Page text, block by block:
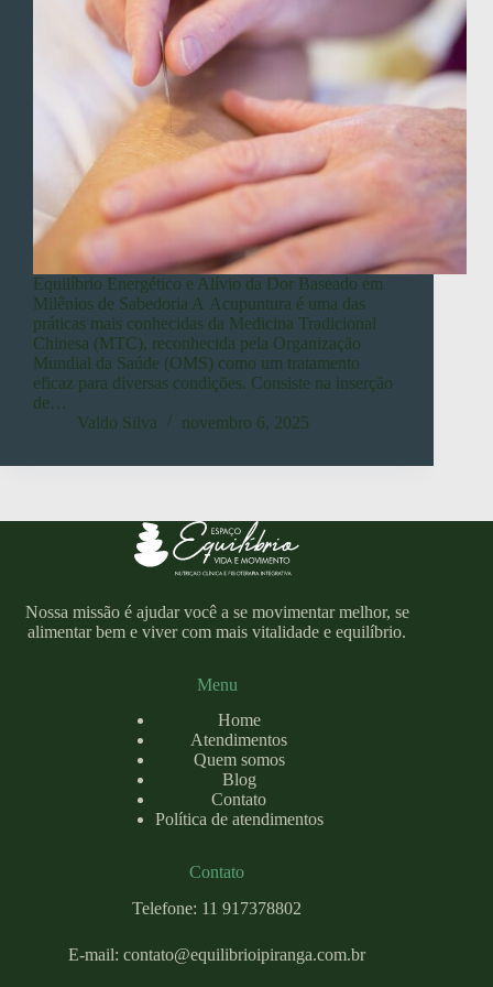
Equilíbrio Energético e Alívio da Dor Baseado em
Milênios de Sabedoria A Acupuntura é uma das
práticas mais conhecidas da Medicina Tradicional
Chinesa (MTC), reconhecida pela Organização
Mundial da Saúde (OMS) como um tratamento
eficaz para diversas condições. Consiste na inserção
de…
Valdo Silva
novembro 6, 2025
Nossa missão é ajudar você a se movimentar melhor, se
alimentar bem e viver com mais vitalidade e equilíbrio.
Menu
Home
Atendimentos
Quem somos
Blog
Contato
Política de atendimentos
Contato
Telefone: 11 917378802
E-mail:contato@equilibrioipiranga.com.br